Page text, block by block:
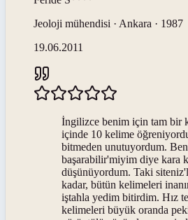
Jeoloji mühendisi · Ankara · 1987
19.06.2011
İngilizce benim için tam bir
içinde 10 kelime
bitmeden unutuyordum.
başarabilir'miyim diye kara
düşünüyordum. Taki
kadar, bütün kelimeleri
iştahla yedim bitirdim. Hız
kelimeleri büyük oranda